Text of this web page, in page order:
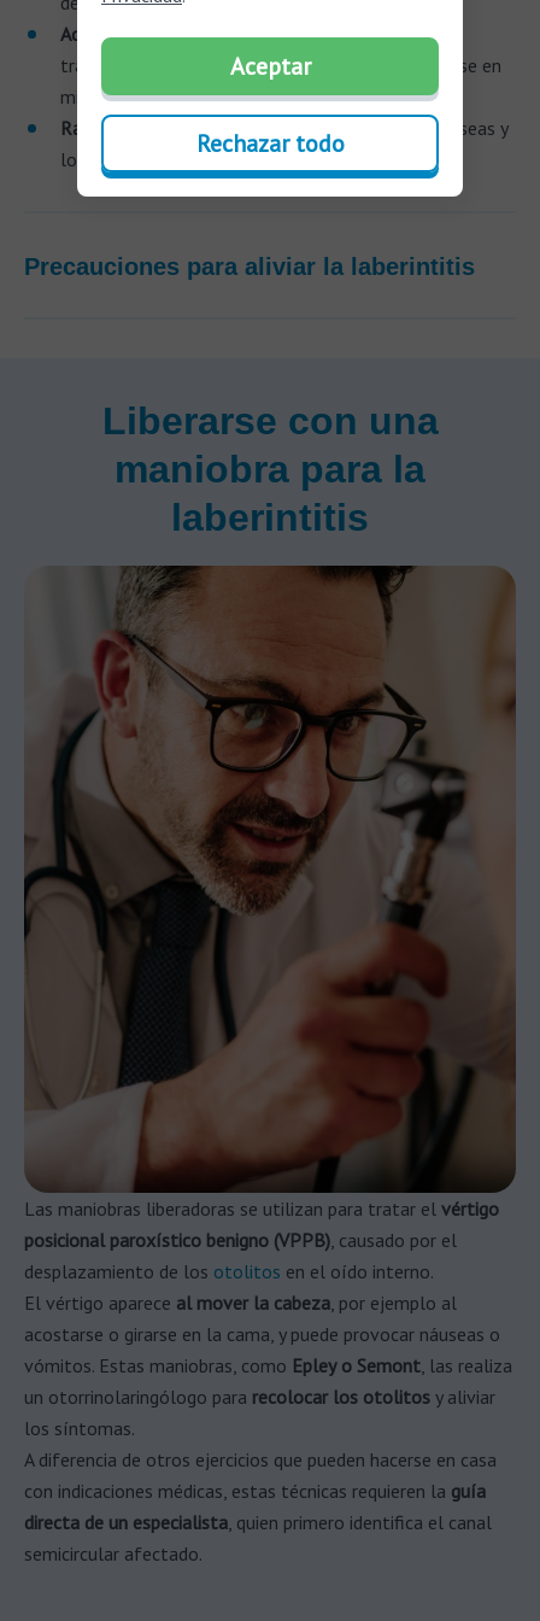
Aceite esencial de lavanda: tiene un efecto
tranquilizante sobre el organismo y puede utilizarse en
microcápsulas o cremas para aliviar los síntomas.
Raíz de jengibre
: excelente para combatir las náuseas y
los mareos, síntomas comunes de la laberintitis.
Precauciones para aliviar la laberintitis
Liberarse con una
maniobra para la
laberintitis
Las maniobras liberadoras se utilizan para tratar el vértigo
posicional paroxístico benigno (VPPB), causado por el
desplazamiento de los otolitos en el oído interno.
El vértigo aparece al mover la cabeza, por ejemplo al
acostarse o girarse en la cama, y puede provocar náuseas o
vómitos. Estas maniobras, como Epley o Semont, las realiza
un otorrinolaringólogo para recolocar los otolitos y aliviar
los síntomas.
A diferencia de otros ejercicios que pueden hacerse en casa
con indicaciones médicas, estas técnicas requieren la guía
directa de un especialista, quien primero identifica el canal
semicircular afectado.
Aceptar
Rechazar todo